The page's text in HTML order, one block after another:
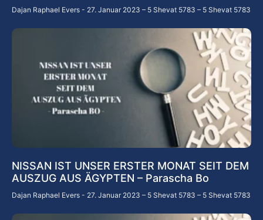
Dajan Raphael Evers 27. Januar 2023 – 5 Shevat 5783 – 5 Shevat 5783
NISSAN IST UNSER ERSTER MONAT SEIT DEM
AUSZUG AUS ÄGYPTEN – Parascha Bo
Dajan Raphael Evers 27. Januar 2023 – 5 Shevat 5783 – 5 Shevat 5783